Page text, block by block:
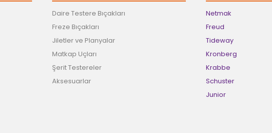
Daire Testere Bıçakları
Freze Bıçakları
Jiletler ve Planyalar
Matkap Uçları
Şerit Testereler
Aksesuarlar
Netmak
Freud
Tideway
Kronberg
Krabbe
Schuster
Junior